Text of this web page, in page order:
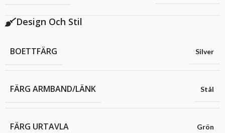
Design Och Stil
BOETTFÄRG Silver
FÄRG ARMBAND/LÄNK Stål
FÄRG URTAVLA Grön